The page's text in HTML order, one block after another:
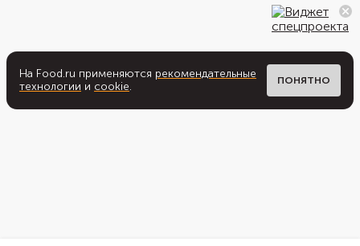
На Food.ru применяются рекомендательные
технологии и cookie. ПОНЯТНО